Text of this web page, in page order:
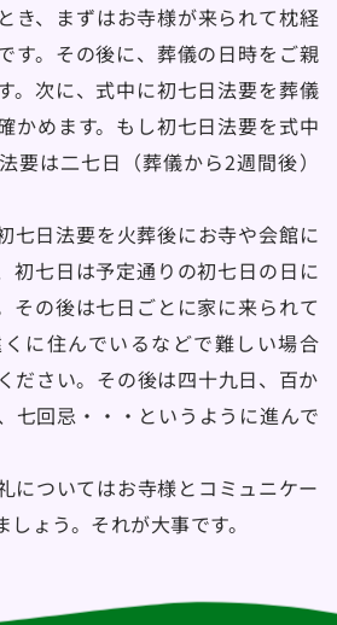
き、まずはお寺様が来られて枕経
す。その後に、葬儀の日時をご親
。次に、式中に初七日法要を葬儀
かめます。もし初七日法要を式中
要は二七日（葬儀から2週間後）
七日法要を火葬後にお寺や会館に
初七日は予定通りの初七日の日に
その後は七日ごとに家に来られて
に住んでいるなどで難しい場合
ださい。その後は四十九日、百か
七回忌・・・というように進んで
についてはお寺様とコミュニケー
ょう。それが大事です。